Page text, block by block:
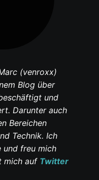
(venroxx)
Blog über
und
Darunter auch
Bereichen
Technik. Ich
und freu mich
mich auf Twitter